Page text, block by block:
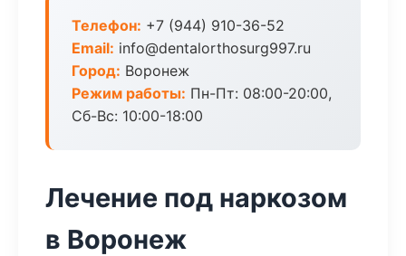
Телефон: +7 (944) 910-36-52
Email: info@dentalorthosurg997.ru
Город: Воронеж
Режим работы: Пн-Пт: 08:00-20:00,
Сб-Вс: 10:00-18:00
Лечение под наркозом
в Воронеж